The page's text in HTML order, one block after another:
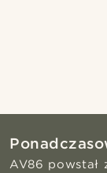
AV86 powstał